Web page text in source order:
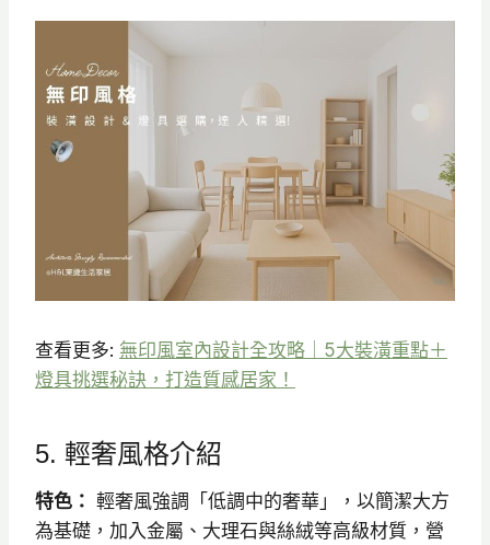
查看更多: 無印風室內設計全攻略｜5大裝潢重點＋
燈具挑選秘訣，打造質感居家！
5. 輕奢風格介紹
特色： 輕奢風強調「低調中的奢華」，以簡潔大方
為基礎，加入金屬、大理石與絲絨等高級材質，營